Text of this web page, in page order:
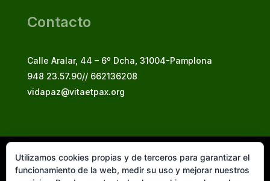
Contacto
Calle Aralar, 44 – 6º Dcha, 31004-Pamplona
948 23.57.90// 662136208
vidapaz@vitaetpax.org
Vita et Pax, 2025
© Instituto Secular Vita et Pax in Christo Jesu
Utilizamos cookies propias y de terceros para garantizar el
funcionamiento de la web, medir su uso y mejorar nuestros